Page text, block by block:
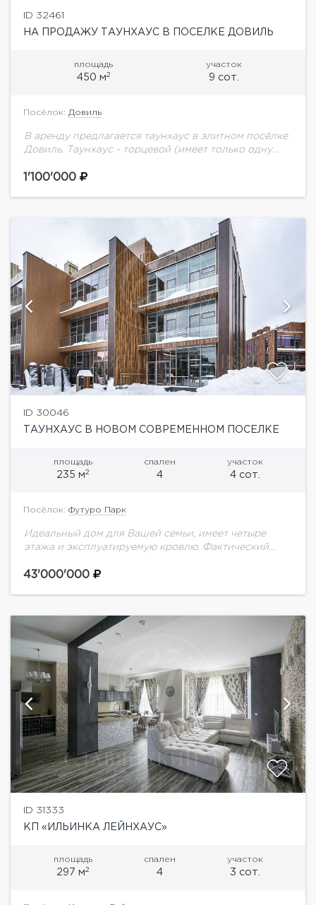
ID 32461
НА ПРОДАЖУ ТАУНХАУС В ПОСЕЛКЕ ДОВИЛЬ
площадь
450 м2
участок
9 сот.
Посёлок: Довиль
В аренду предлагается таунхаус в элитном посёлке
Довиль. Таунхаус - торцевой (имеет только одну
декоративными и плодовыми растениями. Зона
1'100'000
ID 30046
ТАУНХАУС В НОВОМ СОВРЕМЕННОМ ПОСЕЛКЕ
площадь
235 м2
спален
4
участок
4 сот.
Посёлок: Футуро Парк
Идеальный дом для Вашей семьи, имеет четыре
этажа и эксплуатируемую кровлю. Фактический
составляет 235 метров. ​ Расположен в уникальном...
43'000'000
ID 31333
КП «ИЛЬИНКА ЛЕЙНХАУС»
площадь
297 м2
спален
4
участок
3 сот.